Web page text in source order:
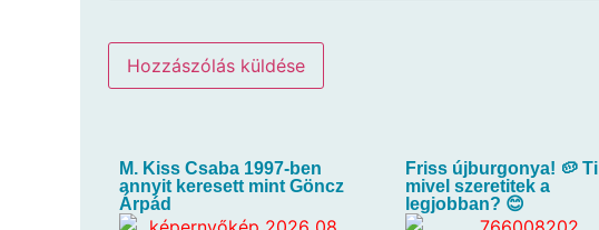
M. Kiss Csaba 1997-ben
annyit keresett mint Göncz
Árpád
Friss újburgonya! 🥔 Ti
mivel szeretitek a
legjobban? 😊